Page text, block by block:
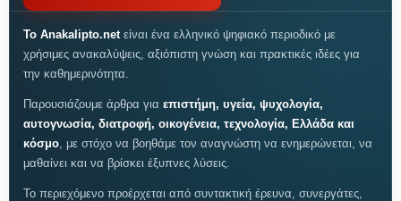
Το Anakalipto.net είναι ένα ελληνικό ψηφιακό περιοδικό με
χρήσιμες ανακαλύψεις, αξιόπιστη γνώση και πρακτικές ιδέες για
την καθημερινότητα.
Παρουσιάζουμε άρθρα για επιστήμη, υγεία, ψυχολογία,
αυτογνωσία, διατροφή, οικογένεια, τεχνολογία, Ελλάδα και
κόσμο , με στόχο να βοηθάμε τον αναγνώστη να ενημερώνεται, να
μαθαίνει και να βρίσκει έξυπνες λύσεις.
Το περιεχόμενο προέρχεται από συντακτική έρευνα, συνεργάτες,